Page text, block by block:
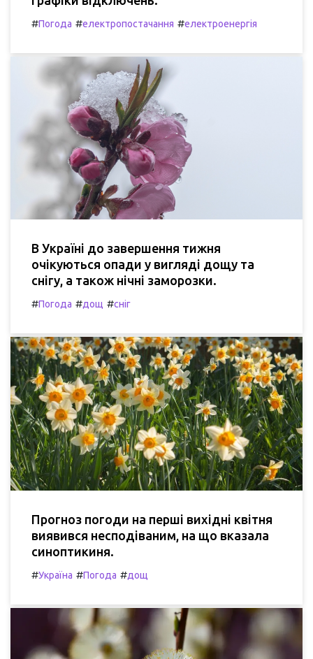
#Погода #електропостачання #електроенергія
В Україні до завершення тижня
очікуються опади у вигляді дощу та
снігу, а також нічні заморозки.
#Погода #дощ #сніг
Прогноз погоди на перші вихідні квітня
виявився несподіваним, на що вказала
синоптикиня.
#Україна #Погода #дощ